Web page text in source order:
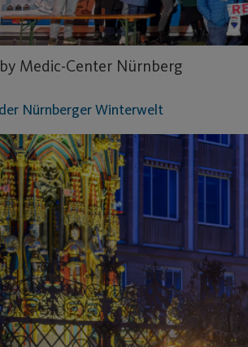
Medic-Center Nürnberg
Nürnberger Winterwelt